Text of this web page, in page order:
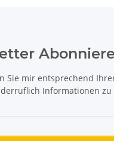
Sie mir entsprechend
Informationen